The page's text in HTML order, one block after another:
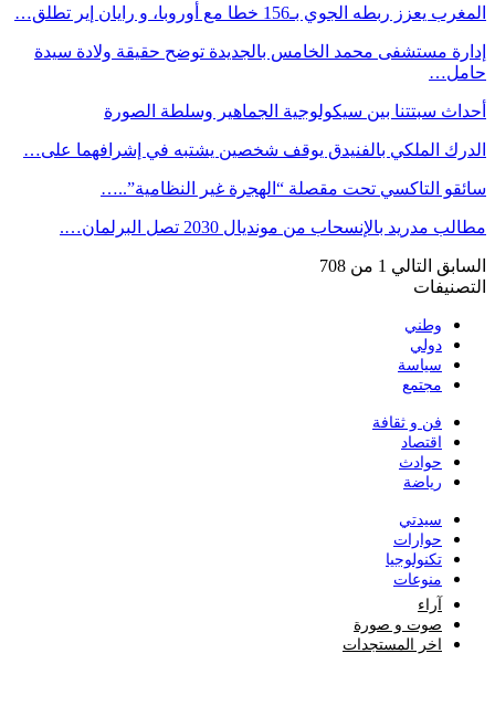
المغرب يعزز ربطه الجوي بـ156 خطا مع أوروبا، و رايان إير تطلق…
إدارة مستشفى محمد الخامس بالجديدة توضح حقيقة ولادة سيدة
حامل…
أحداث سبتتنا بين سيكولوجية الجماهير وسلطة الصورة
الدرك الملكي بالفنيدق يوقف شخصين يشتبه في إشرافهما على…
سائقو التاكسي تحت مقصلة “الهجرة غير النظامية”..…
مطالب مدريد بالإنسحاب من مونديال 2030 تصل البرلمان….
السابق التالي 1 من 708
التصنيفات
وطني
دولي
سياسة
مجتمع
فن و ثقافة
اقتصاد
حوادث
رياضة
سيدتي
حوارات
تكنولوجيا
منوعات
آراء
صوت و صورة
اخر المستجدات